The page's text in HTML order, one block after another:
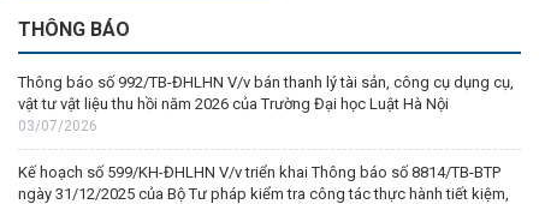
THÔNG BÁO
Thông báo số 992/TB-ĐHLHN V/v bán thanh lý tài sản, công cụ dụng cụ,
vật tư vật liệu thu hồi năm 2026 của Trường Đại học Luật Hà Nội
03/07/2026
Kế hoạch số 599/KH-ĐHLHN V/v triển khai Thông báo số 8814/TB-BTP
ngày 31/12/2025 của Bộ Tư pháp kiểm tra công tác thực hành tiết kiệm,